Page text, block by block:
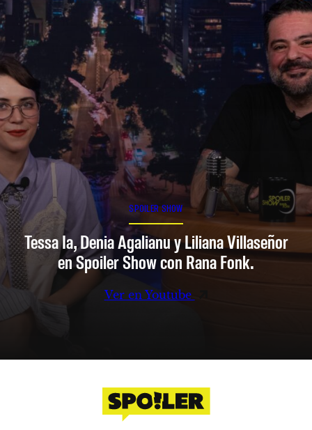
SPOILER SHOW
Tessa Ia, Denia Agalianu y Liliana Villaseñor
en Spoiler Show con Rana Fonk.
Ver en Youtube